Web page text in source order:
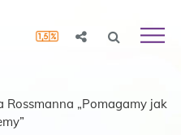
Rossmanna „Pomagamy jak